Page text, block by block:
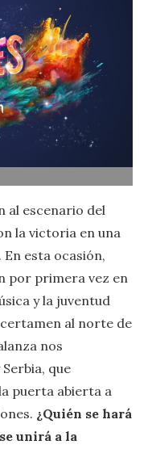
al escenario del
la victoria en una
esta ocasión,
por primera vez en
y la juventud
al norte de
nos
que
puerta abierta a
¿Quién se hará
unirá a la